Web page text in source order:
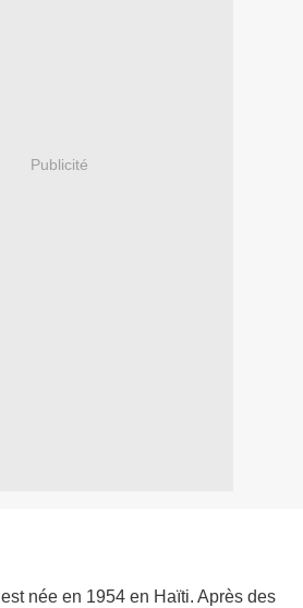
Publicité
est née en 1954 en Haïti. Après des